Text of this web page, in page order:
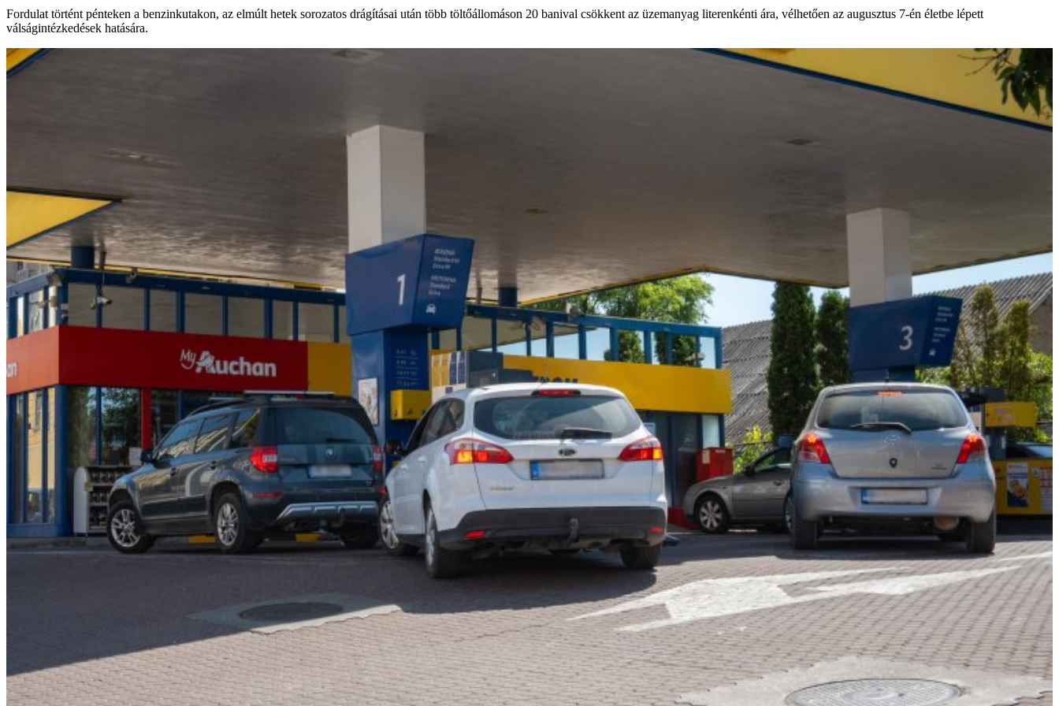
Fordulat történt pénteken a benzinkutakon, az elmúlt hetek sorozatos drágításai után több töltőállomáson 20 banival csökkent az üzemanyag literenkénti ára, vélhetően az augusztus 7-én életbe lépett
válságintézkedések hatására.